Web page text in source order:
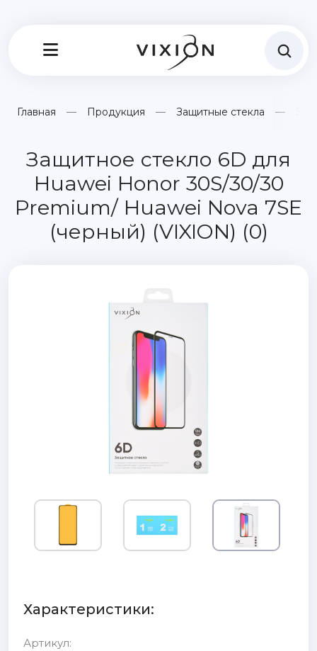
Главная Продукция Защитные стекла
Защитное стекло 6D для
Huawei Honor 30S/30/30
Premium/ Huawei Nova 7SE
(черный) (VIXION) (0)
Характеристики:
Артикул: